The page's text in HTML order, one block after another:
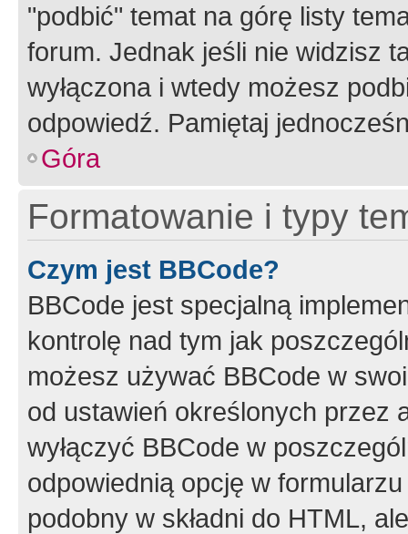
"podbić" temat na górę listy
forum. Jednak jeśli nie widzisz
wyłączona i wtedy możesz
odpowiedź. Pamiętaj
Góra
Formatowanie i typy
Czym jest BBCode?
BBCode jest specjalną
kontrolę nad tym jak
możesz używać BBCode w
od ustawień określonych przez
wyłączyć BBCode w
odpowiednią opcję w
podobny w składni do HTML,